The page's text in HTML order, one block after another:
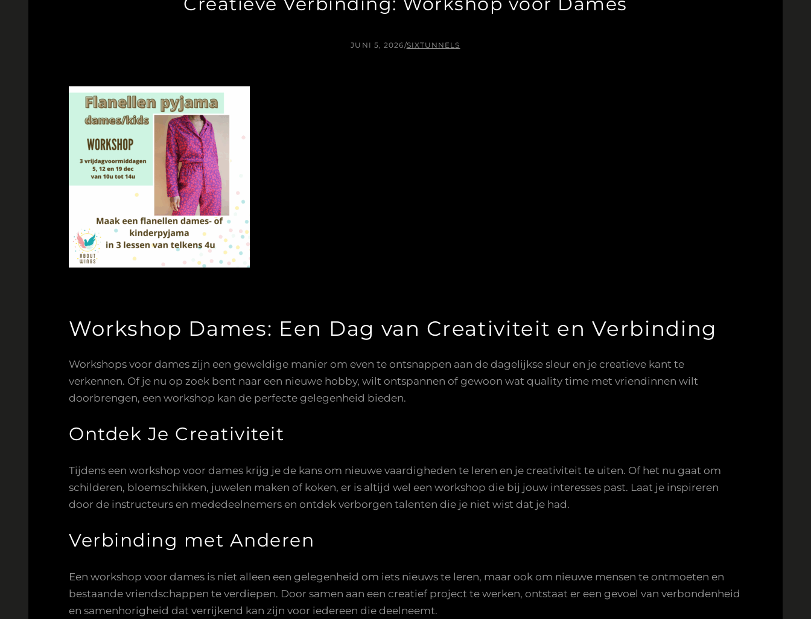
JUNI 5, 2026/SIXTUNNELS
Workshop Dames: Een Dag van Creativiteit en Verbinding
Workshops voor dames zijn een geweldige manier om even te ontsnappen aan de dagelijkse sleur en je creatieve kant te
verkennen. Of je nu op zoek bent naar een nieuwe hobby, wilt ontspannen of gewoon wat quality time met vriendinnen wilt
doorbrengen, een workshop kan de perfecte gelegenheid bieden.
Ontdek Je Creativiteit
Tijdens een workshop voor dames krijg je de kans om nieuwe vaardigheden te leren en je creativiteit te uiten. Of het nu gaat om
schilderen, bloemschikken, juwelen maken of koken, er is altijd wel een workshop die bij jouw interesses past. Laat je inspireren
door de instructeurs en mededeelnemers en ontdek verborgen talenten die je niet wist dat je had.
Verbinding met Anderen
Een workshop voor dames is niet alleen een gelegenheid om iets nieuws te leren, maar ook om nieuwe mensen te ontmoeten en
bestaande vriendschappen te verdiepen. Door samen aan een creatief project te werken, ontstaat er een gevoel van verbondenheid
en samenhorigheid dat verrijkend kan zijn voor iedereen die deelneemt.